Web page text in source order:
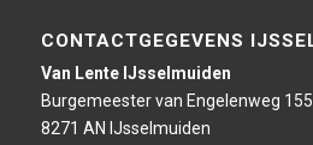
CONTACTGEGEVENS
Van Lente IJsselmuiden
Burgemeester van Engelenweg 155
8271 AN IJsselmuiden